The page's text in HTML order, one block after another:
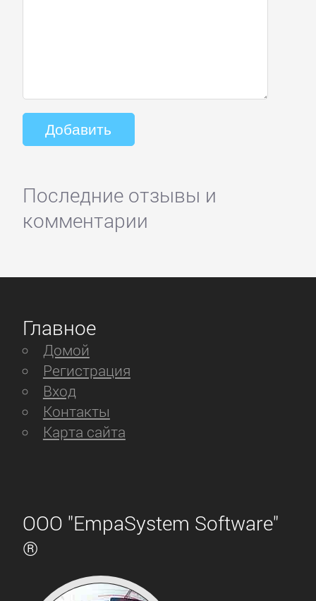
Последние отзывы и
комментарии
Главное
Домой
Регистрация
Вход
Контакты
Карта сайта
ООО "EmpaSystem Software"
®